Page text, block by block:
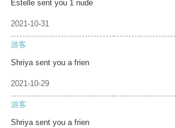
Estelle sent you 1 nude
2021-10-31
游客
Shriya sent you a frien
2021-10-29
游客
Shriya sent you a frien